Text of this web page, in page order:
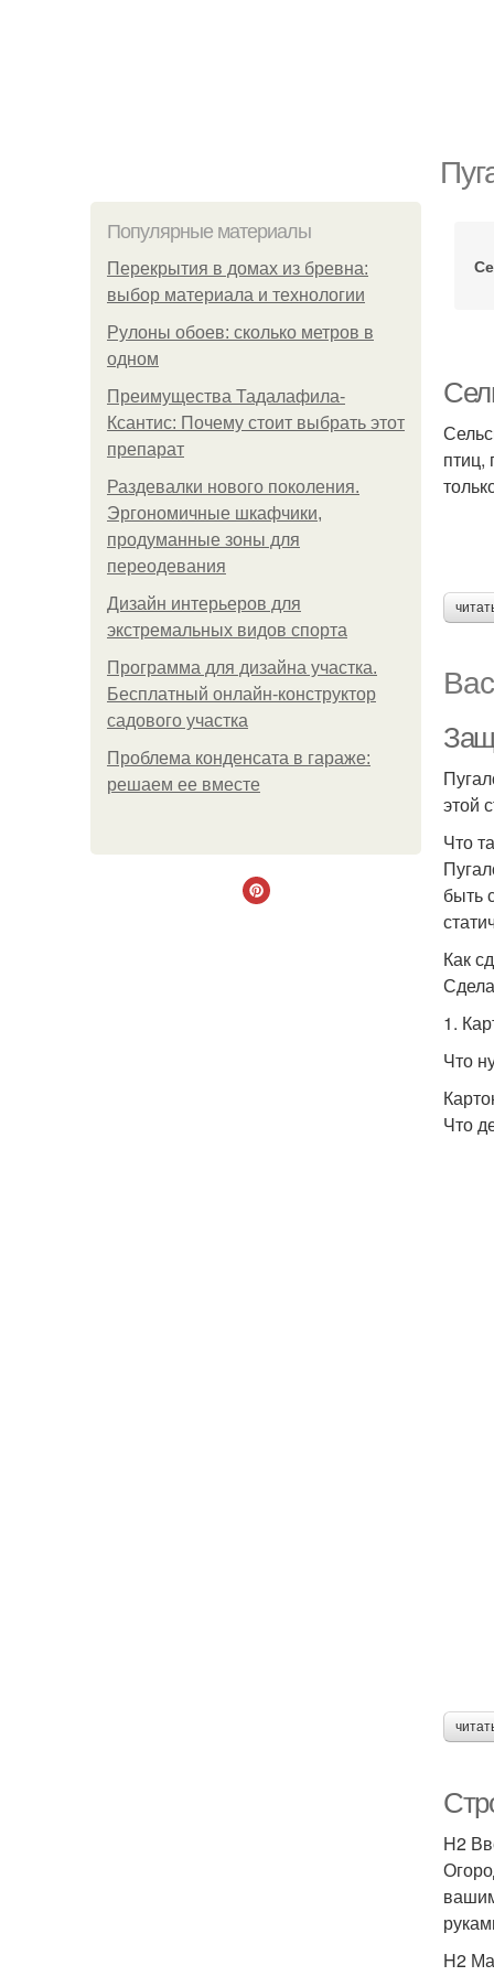
Популярные материалы
Перекрытия в домах из бревна:
выбор материала и технологии
Рулоны обоев: сколько метров в
одном
Преимущества Тадалафила-
Ксантис: Почему стоит выбрать этот
препарат
Раздевалки нового поколения.
Эргономичные шкафчики,
продуманные зоны для
переодевания
Дизайн интерьеров для
экстремальных видов спорта
Программа для дизайна участка.
Бесплатный онлайн-конструктор
садового участка
Проблема конденсата в гараже:
решаем ее вместе
птиц,
этой
Что
быть
Как
1.
Что
Что
H2
H2